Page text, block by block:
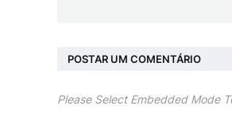
POSTAR UM COMENTÁRIO
Please Select Embedded Mode